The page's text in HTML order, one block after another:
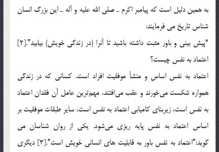
به همين دليل است كه پيامبر اكرم ـ صلي الله عليه و آله ـ اين بزرگ انسان
شناس تاريخ مي فرمايند:
“پيش بيني و باور مثبت داشته باشيد تا آنرا (در زندگي خويش) بيابيد”.[2]
اعتماد به نفس چيست؟
اعتماد به نفس اساس و منشأ موفقيت افراد است. كساني كه در زندگي
همواره شكست مي‌خورند و عقب مي‌افتند، مهم‌ترين عامل آن فقدان اعتماد
به نفس است، زيربناي كاميابي اعتماد به نفس است، ساير طبقات موفقيت بر
اساس اعتماد به نفس پايه ريزي مي‌شود. يكي از روان شناسان مي
گويد:”اعتماد به نفس باور به قابليت هاي انساني خويش است”.[3] ديگري